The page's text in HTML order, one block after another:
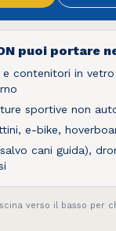
di profilazione
Puoi accettare
le tue preferenze.
di più e
Solo essenziali
Accetta tutti
puoi portare
e contenitori in
sportive non
e-bike,
cani guida),
verso il basso per